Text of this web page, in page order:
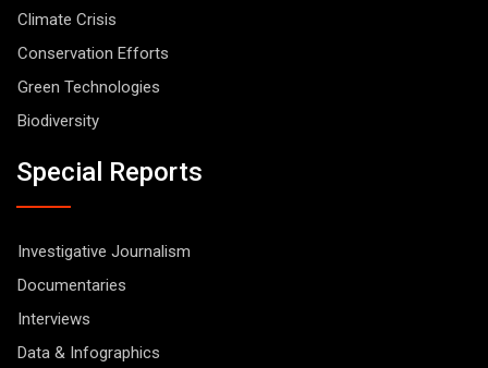
Climate Crisis
Conservation Efforts
Green Technologies
Biodiversity
Special Reports
Investigative Journalism
Documentaries
Interviews
Data & Infographics